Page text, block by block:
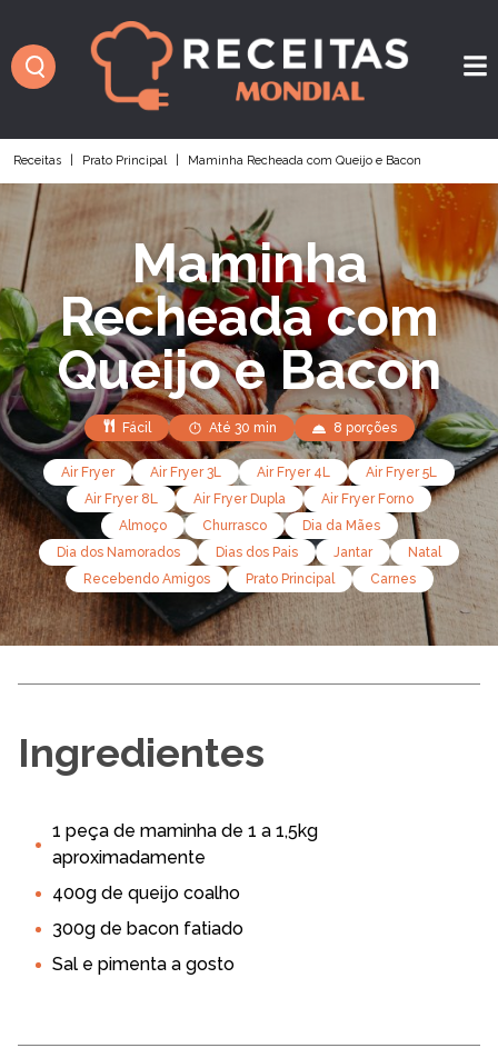
Receitas Prato Principal Maminha Recheada com Queijo e Bacon
Maminha
Recheada com
Queijo e Bacon
Fácil Até 30 min 8 porções
Air Fryer Air Fryer 3L Air Fryer 4L
Air Fryer 5L
Air Fryer 8L
Air Fryer Dupla
Air Fryer Forno
Almoço
Churrasco
Dia da Mães
Dia dos Namorados
Dias dos Pais Jantar
Natal
Recebendo Amigos
Prato Principal Carnes
Ingredientes
1 peça de maminha de 1 a 1,5kg
aproximadamente
400g de queijo coalho
300g de bacon fatiado
Sal e pimenta a gosto